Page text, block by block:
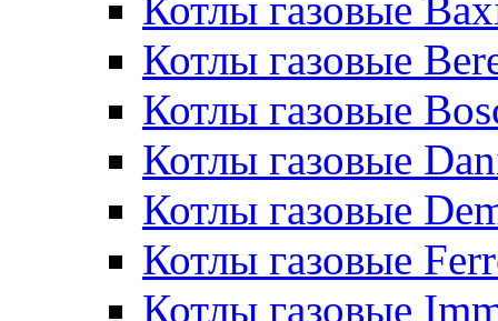
Котлы газовые
Котлы газовые
Котлы газовые
Котлы газовые
Котлы газовые
Котлы газовые